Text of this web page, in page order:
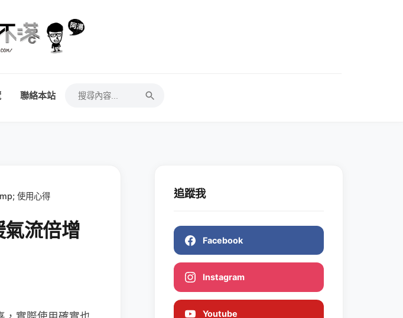
聯絡本站
使用心得
流倍增
追蹤我
Facebook
Instagram
Youtube